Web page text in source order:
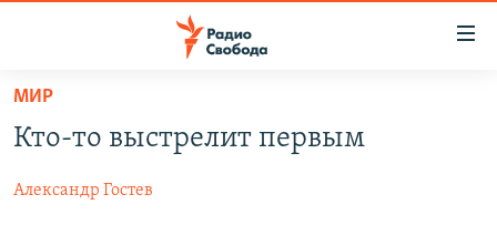
упрощенного
доступа
АВТОРСКИЕ ПРОЕКТЫ
МИР
Кто-то выстрелит первым
Александр Гостев